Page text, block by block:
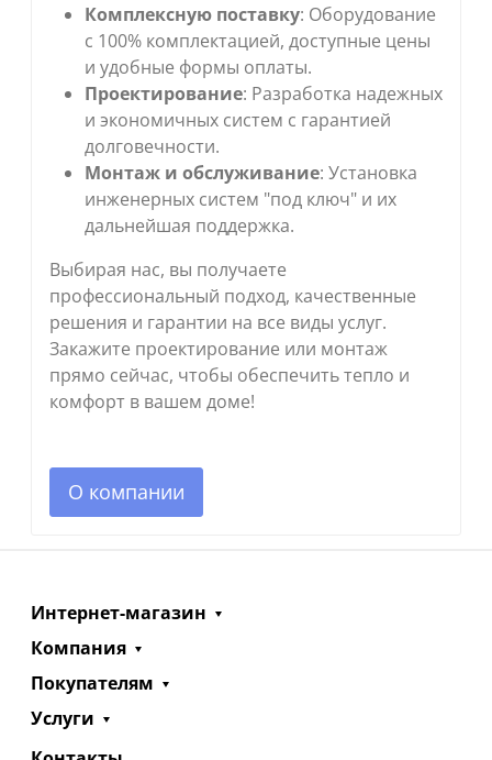
Комплексную поставку: Оборудование
с 100% комплектацией, доступные цены
и удобные формы оплаты.
Проектирование: Разработка надежных
и экономичных систем с гарантией
долговечности.
Монтаж и обслуживание: Установка
инженерных систем "под ключ" и их
дальнейшая поддержка.
Выбирая нас, вы получаете
профессиональный подход, качественные
решения и гарантии на все виды услуг.
Закажите проектирование или монтаж
прямо сейчас, чтобы обеспечить тепло и
комфорт в вашем доме!
О компании
Интернет-магазин
Компания
Покупателям
Услуги